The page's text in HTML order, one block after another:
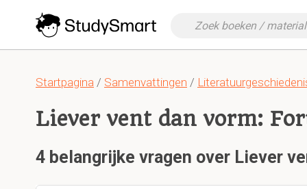
Startpagina / Samenvattingen /
Liever vent dan vorm:
4 belangrijke vragen over Liever